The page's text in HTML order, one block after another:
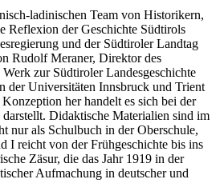
ladinischen Team von Historikern,
Reflexion der Geschichte Südtirols
und der Südtiroler Landtag
Rudolf Meraner, Direktor des
zur Südtiroler Landesgeschichte
der Universitäten Innsbruck und Trient
her handelt es sich bei der
Didaktische Materialien sind im
nur als Schulbuch in der Oberschule,
I reicht von der Frühgeschichte bis ins
Zäsur, die das Jahr 1919 in der
Aufmachung in deutscher und